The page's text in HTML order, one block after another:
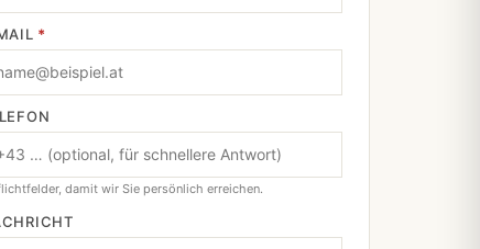
*
damit wir Sie persönlich erreichen.